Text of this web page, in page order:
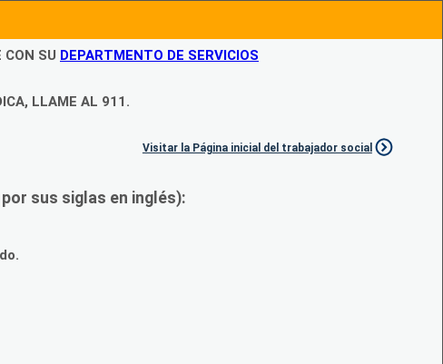
CON SU DEPARTMENTO DE SERVICIOS
LLAME AL 911.
Visitar la Página inicial del trabajador social
sus siglas en inglés):